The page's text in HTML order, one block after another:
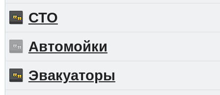
СТО
Автомойки
Эвакуаторы